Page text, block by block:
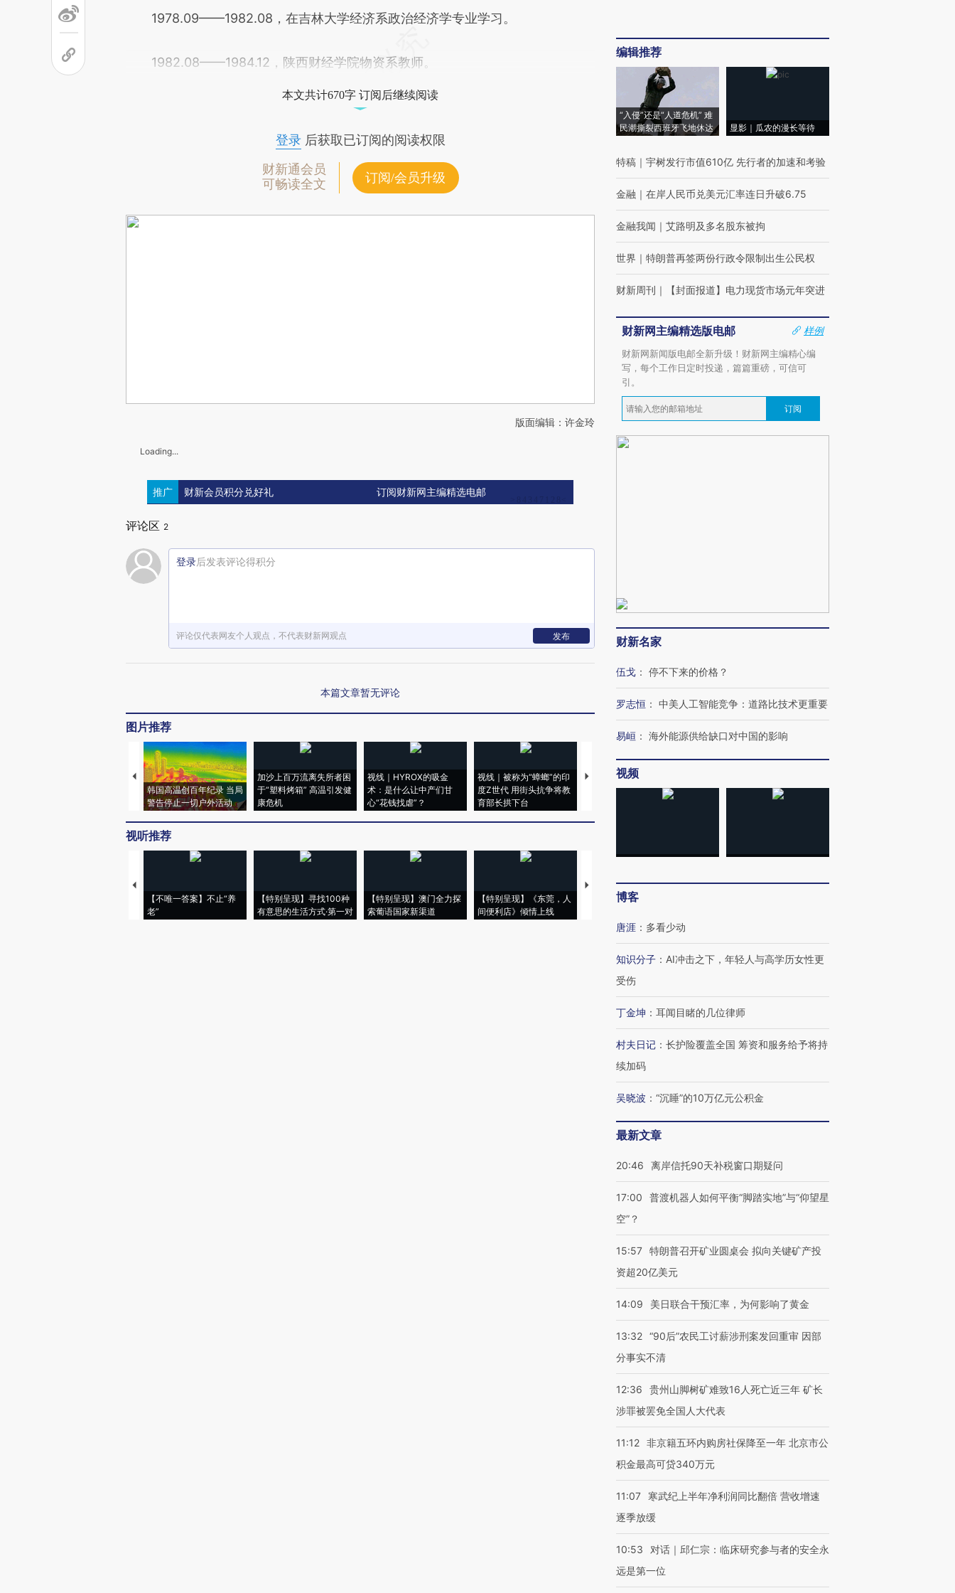
1978.09——1982.08，在吉林大学经济系政治经济学专业学习。
1982.08——1984.12，陕西财经学院物资系教师。
本文共计670字 订阅后继续阅读
登录后获取已订阅的阅读权限
财新通会员
可畅读全文
订阅/会员升级
版面编辑：许金玲
Loading...
推广 财新会员积分兑好礼 订阅财新网主编精选电邮
评论区 2
登录后发表评论得积分
评论仅代表网友个人观点，不代表财新网观点 发布
本篇文章暂无评论
图片推荐
韩国高温创百年纪录 当局
警告停止一切户外活动
加沙上百万流离失所者困
于“塑料烤箱” 高温引发健
康危机
视线｜HYROX的吸金
术：是什么让中产们甘
心“花钱找虐”？
视线｜被称为“蟑螂”的印
度Z世代 用街头抗争将教
育部长拱下台
视线｜“入侵”还是“人道危
机”？难民潮撕裂西班牙
128毫米 紧急转移近
雨 3小时累计雨量超80毫
视听推荐
【不唯一答案】不止“养
老”
【特别呈现】寻找100种
有意思的生活方式·第一对
【特别呈现】澳门全力探
索葡语国家新渠道
【特别呈现】《东莞，人
间便利店》倾情上线
【推广】走进第四届链博
会，让数智科技“链”接产
【商旅对话】华住集团
编辑推荐
“入侵”还是“人道危机” 难
民潮撕裂西班牙飞地休达
显影｜瓜农的漫长等待
特稿 ｜ 宇树发行市值610亿 先行者的加速和考验
金融 ｜ 在岸人民币兑美元汇率连日升破6.75
金融我闻 ｜ 艾路明及多名股东被拘
世界 ｜ 特朗普再签两份行政令限制出生公民权
财新周刊 ｜ 【封面报道】电力现货市场元年突进
财新网主编精选版电邮
样例
财新网新闻版电邮全新升级！财新网主编精心编
写，每个工作日定时投递，篇篇重磅，可信可
引。
订阅
财新名家
伍戈 ： 停不下来的价格？
罗志恒 ： 中美人工智能竞争：道路比技术更重要
易峘 ： 海外能源供给缺口对中国的影响
视频
博客
唐涯 ： 多看少动
知识分子 ： AI冲击之下，年轻人与高学历女性更
受伤
丁金坤 ： 耳闻目睹的几位律师
村夫日记 ： 长护险覆盖全国 筹资和服务给予将持
续加码
吴晓波 ： “沉睡”的10万亿元公积金
最新文章
20:46 离岸信托90天补税窗口期疑问
17:00
普渡机器人如何平衡“脚踏实地”与“仰望星
空”？
15:57 特朗普召开矿业圆桌会 拟向关键矿产投
资超20亿美元
14:09 美日联合干预汇率，为何影响了黄金
13:32 “90后”农民工讨薪涉刑案发回重审 因部
分事实不清
12:36
贵州山脚树矿难致16人死亡近三年 矿长
涉罪被罢免全国人大代表
11:12 非京籍五环内购房社保降至一年 北京市公
积金最高可贷340万元
11:07
寒武纪上半年净利润同比翻倍 营收增速
逐季放缓
10:53
对话｜邱仁宗：临床研究参与者的安全永
远是第一位